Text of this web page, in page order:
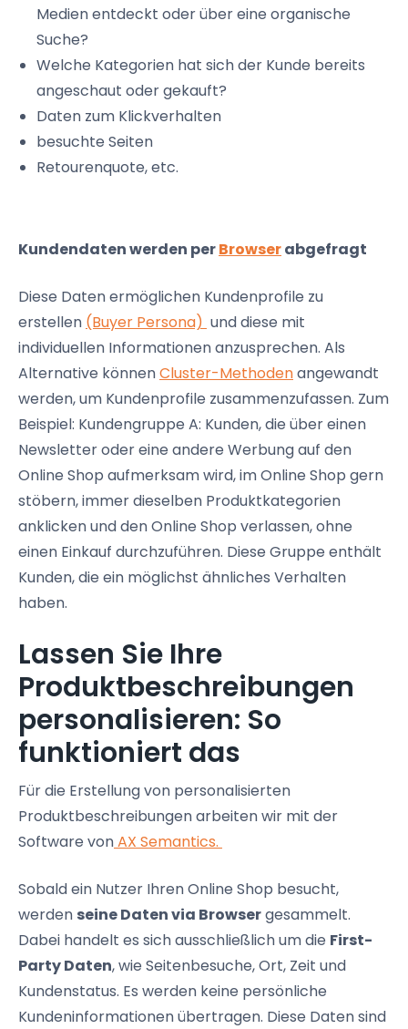
Medien entdeckt oder über eine organische
Suche?
Welche Kategorien hat sich der Kunde bereits
angeschaut oder gekauft?
Daten zum Klickverhalten
besuchte Seiten
Retourenquote, etc.
Kundendaten werden perBrowserabgefragt
Diese Daten ermöglichen Kundenprofile zu
erstellen (Buyer Persona) und diese mit
individuellen Informationen anzusprechen. Als
Alternative könnenCluster-Methodenangewandt
werden, um Kundenprofile zusammenzufassen. Zum
Beispiel: Kundengruppe A: Kunden, die über einen
Newsletter oder eine andere Werbung auf den
Online Shop aufmerksam wird, im Online Shop gern
stöbern, immer dieselben Produktkategorien
anklicken und den Online Shop verlassen, ohne
einen Einkauf durchzuführen. Diese Gruppe enthält
Kunden, die ein möglichst ähnliches Verhalten
haben.
Lassen Sie Ihre
Produktbeschreibungen
personalisieren: So
funktioniert das
Für die Erstellung von personalisierten
Produktbeschreibungen arbeiten wir mit der
Software vonAX Semantics.
Sobald ein Nutzer Ihren Online Shop besucht,
werden seine Daten via Browsergesammelt.
Dabei handelt es sich ausschließlich um die First-
Party Daten, wie Seitenbesuche, Ort, Zeit und
Kundenstatus. Es werden keine persönliche
Kundeninformationen übertragen. Diese Daten sind